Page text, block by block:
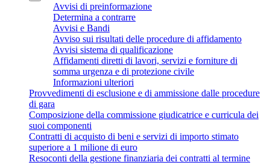
Avvisi di preinformazione
Determina a contrarre
Avvisi e Bandi
Avviso sui risultati delle procedure di affidamento
Avvisi sistema di qualificazione
Affidamenti diretti di lavori, servizi e forniture di
somma urgenza e di protezione civile
Informazioni ulteriori
Provvedimenti di esclusione e di ammissione dalle procedure
di gara
Composizione della commissione giudicatrice e curricula dei
suoi componenti
Contratti di acquisto di beni e servizi di importo stimato
superiore a 1 milione di euro
Resoconti della gestione finanziaria dei contratti al termine